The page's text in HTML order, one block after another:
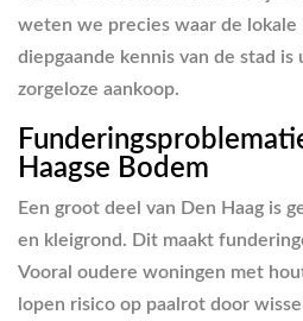
weten we precies waar de lokale
diepgaande kennis van de stad
zorgeloze aankoop.
Haagse Bodem
Een groot deel van Den Haag is
en kleigrond. Dit maakt
Vooral oudere woningen met
lopen risico op paalrot door